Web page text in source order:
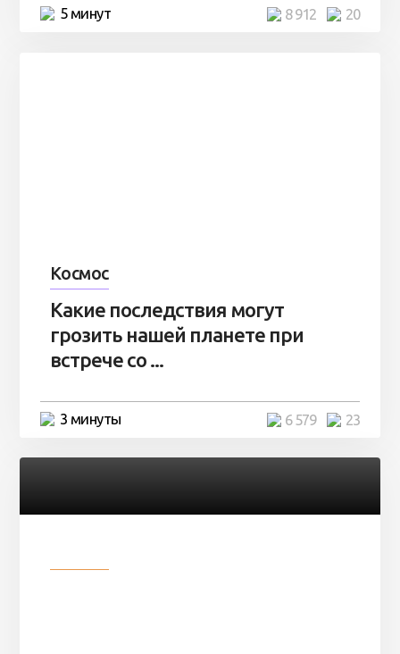
5 минут 20
8 912
Космос
Какие последствия могут
грозить нашей планете при
встрече со ...
3 минуты 23
6 579